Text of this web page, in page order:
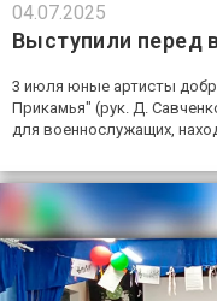
04.07.2025
Выступили перед
3 июля юные артисты
Прикамья" (рук. Д.
для военнослужащих,